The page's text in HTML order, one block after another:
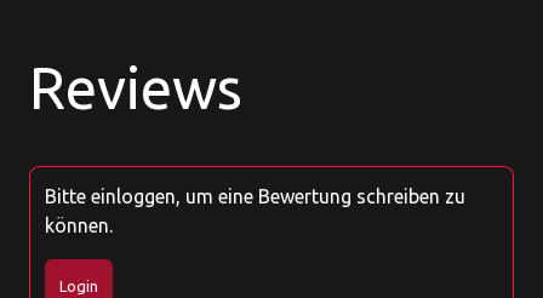
Reviews
Bitte einloggen, um eine Bewertung schreiben zu
können.
Login